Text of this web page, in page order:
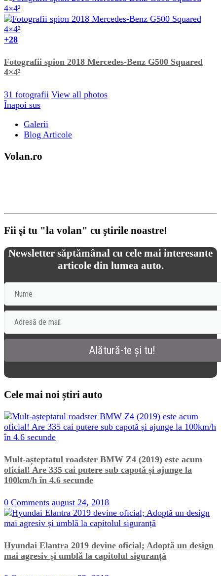
+28
Fotografii spion 2018 Mercedes-Benz G500 Squared
4×4²
31 fotografii View all photos
Înapoi sus
Galerii
Blog Articole
Volan.ro
Fii şi tu "la volan" cu ştirile noastre!
Newsletter săptămânal cu cele mai interesante
articole din lumea auto.
Cele mai noi știri auto
Mult-așteptatul roadster BMW Z4 (2019) este acum
oficial! Are 335 cai putere sub capotă și ajunge la
100km/h în 4.6 secunde
0 Comments august 24, 2018
Hyundai Elantra 2019 devine oficial; Adoptă un design
mai agresiv și umblă la capitolul siguranță